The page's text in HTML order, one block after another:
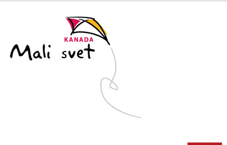
main
content